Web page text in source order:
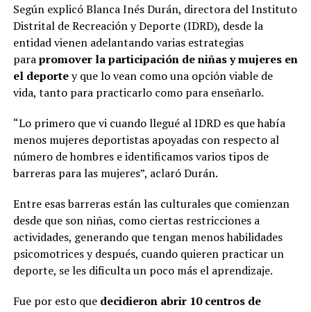
Según explicó Blanca Inés Durán, directora del Instituto
Distrital de Recreación y Deporte (IDRD), desde la
entidad vienen adelantando varias estrategias
parapromover la participación de niñas y mujeres en
el deportey que lo vean como una opción viable de
vida, tanto para practicarlo como para enseñarlo.
“Lo primero que vi cuando llegué al IDRD es que había
menos mujeres deportistas apoyadas con respecto al
número de hombres e identificamos varios tipos de
barreras para las mujeres”, aclaró Durán.
Entre esas barreras están las culturales que comienzan
desde que son niñas, como ciertas restricciones a
actividades, generando que tengan menos habilidades
psicomotrices y después, cuando quieren practicar un
deporte, se les dificulta un poco más el aprendizaje.
Fue por esto quedecidieron abrir 10 centros de